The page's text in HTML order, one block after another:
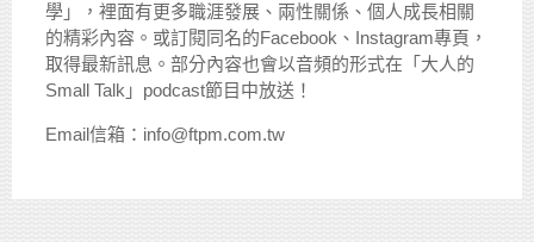
學」，裡面有更多職涯發展、兩性關係、個人成長相關
的精彩內容。或訂閱同名的Facebook、Instagram專頁，
取得最新訊息。部分內容也會以音頻的形式在「大人的
Small Talk」podcast節目中放送！
Email信箱：info@ftpm.com.tw